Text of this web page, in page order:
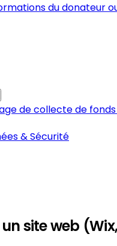
du donateur
de collecte de fonds
& Sécurité
site web